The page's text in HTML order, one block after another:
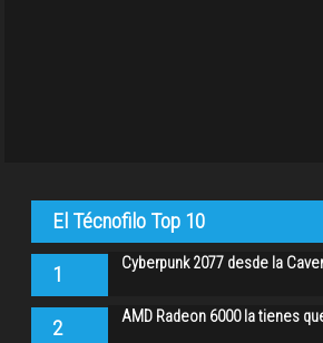
El Técnofilo Top 10
1 Cyberpunk 2077 desde la
2 AMD Radeon 6000 la tienes